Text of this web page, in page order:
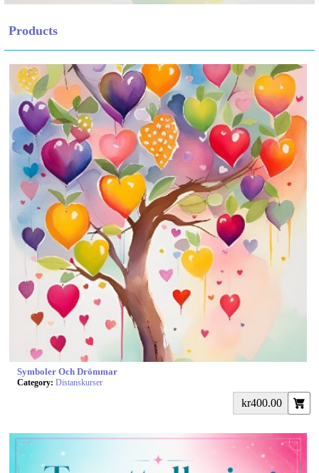
Products
Symboler Och Drömmar
Category: Distanskurser
kr400.00